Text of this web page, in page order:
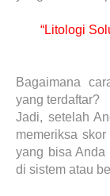
“Litologi
Bagaimana
yang terdaftar?
Jadi, setelah
memeriksa
yang bisa Anda
di sistem atau